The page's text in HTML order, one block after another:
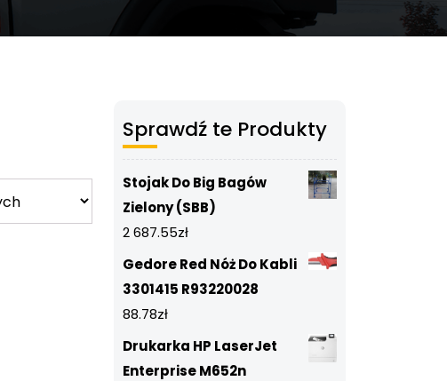
Sprawdź te Produkty
Stojak Do Big Bagów
Zielony (SBB)
2 687.55zł
Gedore Red Nóż Do Kabli
3301415 R93220028
88.78zł
Drukarka HP LaserJet
Enterprise M652n